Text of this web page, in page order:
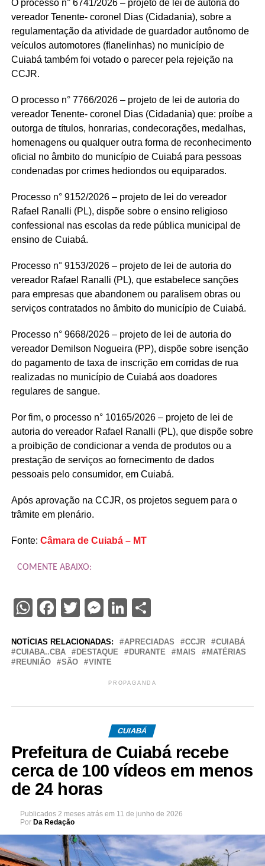
O processo n° 6741/2026 – projeto de lei de autoria do
vereador Tenente- coronel Dias (Cidadania), sobre a
regulamentação da atividade de guardador autônomo de
veículos automotores (flanelinhas) no município de
Cuiabá também foi votado o parecer pela rejeição na
CCJR.
O processo n° 7766/2026 – projeto de lei de autoria do
vereador Tenente- coronel Dias (Cidadania) que: proíbe a
outorga de títulos, honrarias, condecorações, medalhas,
homenagens ou qualquer outra forma de reconhecimento
oficial no âmbito do município de Cuiabá para pessoas
condenadas por crimes hediondos ou equiparados.
Processo n° 9152/2026 – projeto de lei do vereador
Rafael Ranalli (PL), dispõe sobre o ensino religioso
confessional nas escolas da rede pública municipal de
ensino de Cuiabá.
Processo n° 9153/2026 – projeto de lei de autoria do
vereador Rafael Ranalli (PL), que estabelece sanções
para empresas que abandonem ou paralisem obras ou
serviços contratados no âmbito do município de Cuiabá.
Processo n° 9668/2026 – projeto de lei de autoria do
vereador Demilson Nogueira (PP), dispõe sobre isenção
do pagamento de taxa de inscrição em corridas de rua
realizadas no município de Cuiabá aos doadores
regulares de sangue.
Por fim, o processo n° 10165/2026 – projeto de lei de
autoria do vereador Rafael Ranalli (PL), que dispõe sobre
a proibição de condicionar a venda de produtos ou a
prestação de serviços ao fornecimento de dados
pessoais pelo consumidor, em Cuiabá.
Após aprovação na CCJR, os projetos seguem para o
trâmite em plenário.
Fonte: Câmara de Cuiabá – MT
COMENTE ABAIXO:
WhatsApp
Facebook
Twitter
Messenger
LinkedIn
Share
NOTÍCIAS RELACIONADAS: APRECIADAS CCJR
CUIABÁ
CUIABA..CBA
DESTAQUE DURANTE MAIS
MATÉRIAS
REUNIÃO
SÃO VINTE
PROPAGANDA
CUIABÁ
Prefeitura de Cuiabá recebe
cerca de 100 vídeos em menos
de 24 horas
Publicados 2 meses atrás em 11 de junho de 2026
Por Da Redação